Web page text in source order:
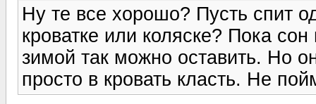
Ну те все хорошо? Пусть спит
кроватке или коляске? Пока
зимой так можно оставить. Но
просто в кровать класть. Не